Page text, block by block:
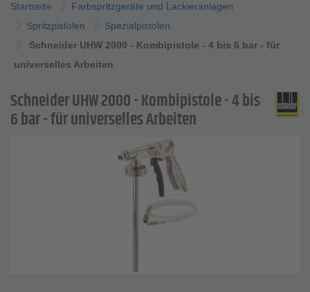
Startseite
Farbspritzgeräte und Lackieranlagen
Spritzpistolen
Spezialpistolen
Schneider UHW 2000 - Kombipistole - 4 bis 6 bar - für
universelles Arbeiten
Schneider UHW 2000 - Kombipistole - 4 bis
6 bar - für universelles Arbeiten